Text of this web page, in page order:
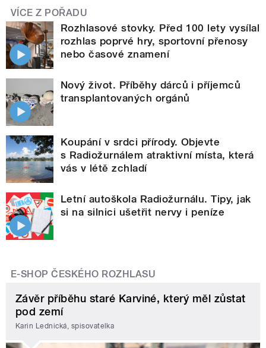
VÍCE Z POŘADU
Rozhlasové stovky. Před 100 lety vysílal
rozhlas poprvé hry, sportovní přenosy
nebo časové znamení
Nový život. Příběhy dárců i příjemců
transplantovaných orgánů
Koupání v srdci přírody. Objevte
s Radiožurnálem atraktivní místa, která
vás v létě zchladí
Letní autoškola Radiožurnálu. Tipy, jak
si na silnici ušetřit nervy i peníze
E-SHOP ČESKÉHO ROZHLASU
Závěr příběhu staré Karviné, který měl zůstat
pod zemí
Karin Lednická, spisovatelka